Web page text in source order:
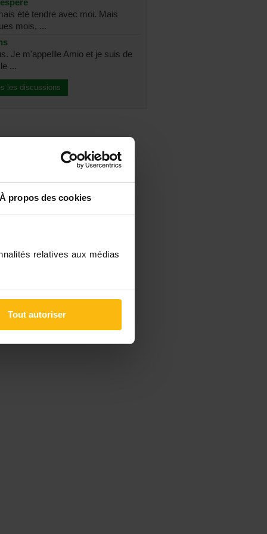
À propos des cookies
relatives aux médias
Tout autoriser
été tendre avec moi. Mais
mois, ...
Je m'appellle Amio et je suis de
...
les discussions